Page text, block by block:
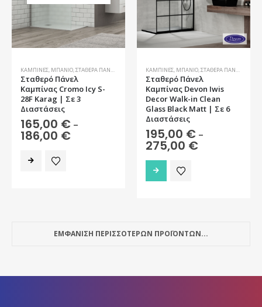
επιλεγούν
στη
σελίδα
του
επιλεγούν
στη
προϊόντος
ΚΑΜΠΊΝΕΣ, ΜΠΆΝΙΟ,ΣΤΑΘΕΡΆ ΠΆΝΕΛ
Σταθερό Πάνελ
Καμπίνας Cromo Icy S-
28F Karag | Σε 3
Διαστάσεις
165,00 € –
186,00 €Price
Αυτό
ΚΑΜΠΊΝΕΣ, ΜΠΆΝΙΟ,ΣΤΑΘΕΡΆ ΠΆΝΕΛ
Σταθερό Πάνελ
Καμπίνας Devon Iwis
Decor Walk-in Clean
Glass Black Matt | Σε 6
Διαστάσεις
195,00 € –
275,00 €Price
Αυτό
παραλλαγές.
ΕΜΦΑΝΙΣΗ ΠΕΡΙΣΣΟΤΕΡΩΝ ΠΡΟΪΟΝΤΩΝ...